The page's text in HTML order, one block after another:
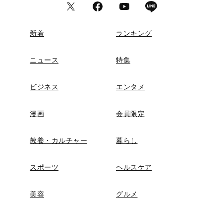
新着 ランキング
ニュース 特集
ビジネス エンタメ
漫画 会員限定
教養・カルチャー 暮らし
スポーツ ヘルスケア
美容 グルメ